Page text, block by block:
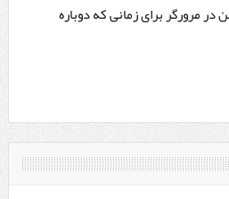
در مرورگر برای زمانی که دوباره